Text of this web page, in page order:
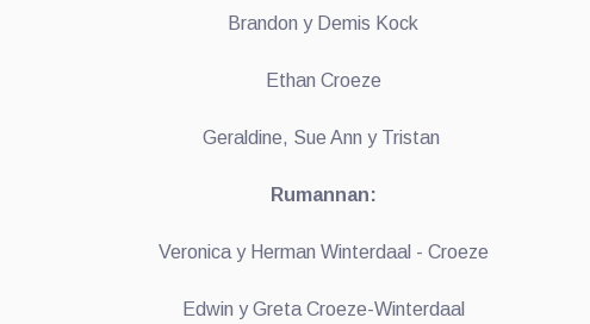
Brandon y Demis Kock
Ethan Croeze
Geraldine, Sue Ann y Tristan
Rumannan:
Veronica y Herman Winterdaal - Croeze
Edwin y Greta Croeze-Winterdaal